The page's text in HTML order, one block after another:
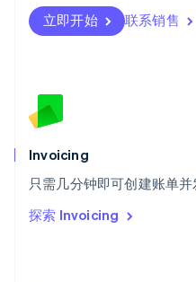
立即开始 联系销售
Invoicing
只需几分钟即可创建账单
探索 Invoicing
Deutsch FrançaisItaliano
塞浦路斯
English
ไทยEnglish
希腊
English
西班牙